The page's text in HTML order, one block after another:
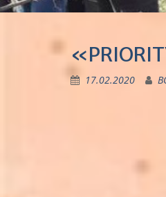
17.02.2020